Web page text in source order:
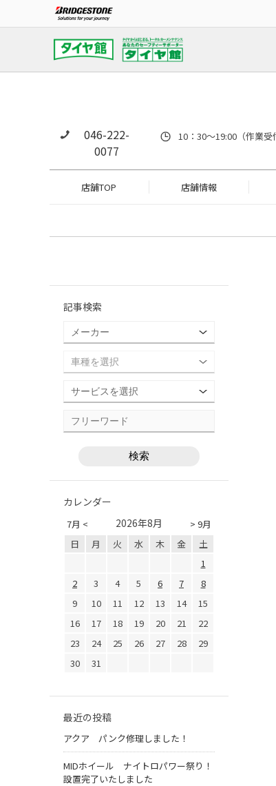
046-222-
0077
10：30～19:00（作業
店舗TOP 店舗情報
記事検索
カレンダー
7月 < > 9月
2026年8月
日 月 火 水 木 金
土
1
2
3 4 5 6 7
8
9
10 11 12 13 14
15
16
17 18 19 20 21
22
23
24 25 26 27 28
29
30
31
最近の投稿
アクア パンク修理しました！
MIDホイール ナイトロパワー祭り！
設置完了いたしました